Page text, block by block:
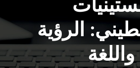
الرؤية
واللغة